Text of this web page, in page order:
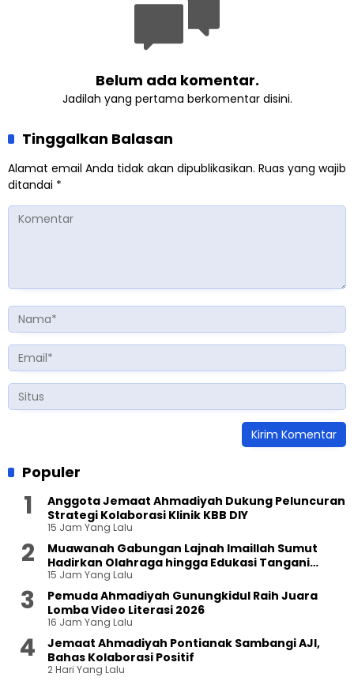
Belum ada komentar.
Jadilah yang pertama berkomentar disini.
Tinggalkan Balasan
Alamat email Anda tidak akan dipublikasikan. Ruas yang wajib
ditandai *
Populer
Anggota Jemaat Ahmadiyah Dukung Peluncuran
Strategi Kolaborasi Klinik KBB DIY
15 Jam Yang Lalu
Muawanah Gabungan Lajnah Imaillah Sumut
Hadirkan Olahraga hingga Edukasi Tangani
Sampah
15 Jam Yang Lalu
Pemuda Ahmadiyah Gunungkidul Raih Juara
Lomba Video Literasi 2026
16 Jam Yang Lalu
Jemaat Ahmadiyah Pontianak Sambangi AJI,
Bahas Kolaborasi Positif
2 Hari Yang Lalu